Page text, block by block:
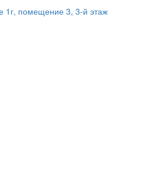
1г, помещение 3, 3-й этаж